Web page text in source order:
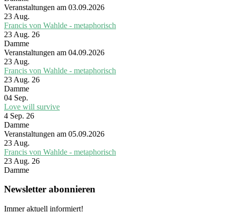
Veranstaltungen am 03.09.2026
23 Aug.
Francis von Wahlde - metaphorisch
23 Aug. 26
Damme
Veranstaltungen am 04.09.2026
23 Aug.
Francis von Wahlde - metaphorisch
23 Aug. 26
Damme
04 Sep.
Love will survive
4 Sep. 26
Damme
Veranstaltungen am 05.09.2026
23 Aug.
Francis von Wahlde - metaphorisch
23 Aug. 26
Damme
Newsletter abonnieren
Immer aktuell informiert!